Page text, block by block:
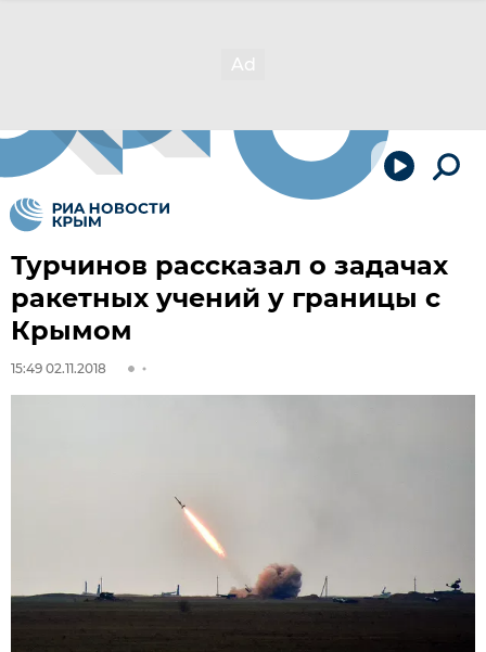
Турчинов рассказал о задачах
ракетных учений у границы с
Крымом
15:49 02.11.2018